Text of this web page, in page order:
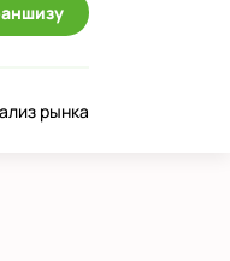
рынка